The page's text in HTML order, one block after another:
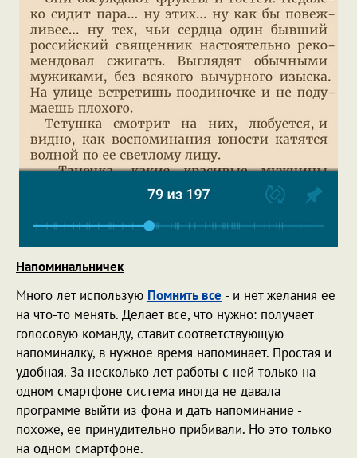
Напоминальничек
Много лет использую Помнить все - и нет желания ее
на что-то менять. Делает все, что нужно: получает
голосовую команду, ставит соответствующую
напоминалку, в нужное время напоминает. Простая и
удобная. За несколько лет работы с ней только на
одном смартфоне система иногда не давала
программе выйти из фона и дать напоминание -
похоже, ее принудительно прибивали. Но это только
на одном смартфоне.